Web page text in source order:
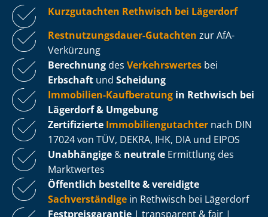
Kurzgutachten Rethwisch bei Lägerdorf
Rest­nut­zungs­dau­er-Gutachten zur AfA-
Verkürzung
Berechnung des Verkehrswertes bei
Erbschaft und Scheidung
Immobilien-Kaufberatung in Rethwisch bei
Lägerdorf & Umgebung
Zertifizierte Im­mo­bi­li­en­gut­ach­ter nach DIN
17024 von TÜV, DEKRA, IHK, DIA und EIPOS
Unabhängige & neutrale Ermittlung des
Marktwertes
Öffentlich bestellte & vereidigte
Sachverständige in Rethwisch bei Lägerdorf
Fest­preis­ga­ran­tie | transparent & fair |